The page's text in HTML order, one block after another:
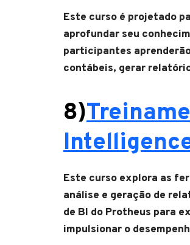
Este curso é projetado
aprofundar seu
participantes
contábeis, gerar
8)
Este curso explora as
análise e geração de
de BI do Protheus para
impulsionar o